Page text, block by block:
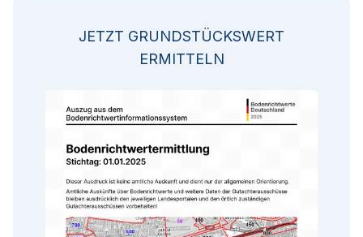
JETZT GRUNDSTÜCKSWERT
ERMITTELN